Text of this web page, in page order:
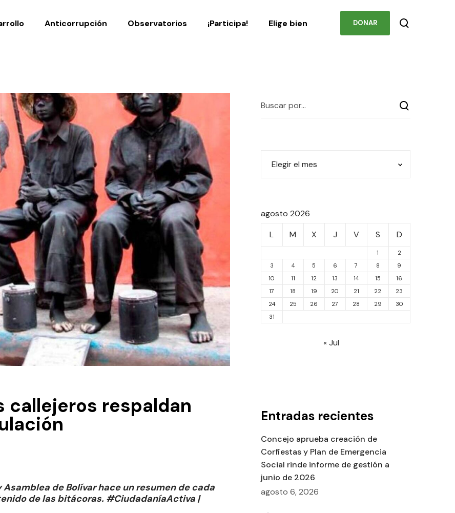
Anticorrupción Observatorios ¡Participa! Elige bien DONAR
callejeros respaldan
de Bolívar hace un resumen de cada
de las bitácoras. #CiudadaníaActiva |
agosto 2026
L
M X J V S D
1
2
3
4 5 6 7 8
9
10
11 12 13 14 15
16
17
18 19 20 21 22
23
24
25 26 27 28 29
30
31
« Jul
Entradas recientes
Concejo aprueba creación de
Corfiestas y Plan de Emergencia
Social rinde informe de gestión a
junio de 2026
agosto 6, 2026